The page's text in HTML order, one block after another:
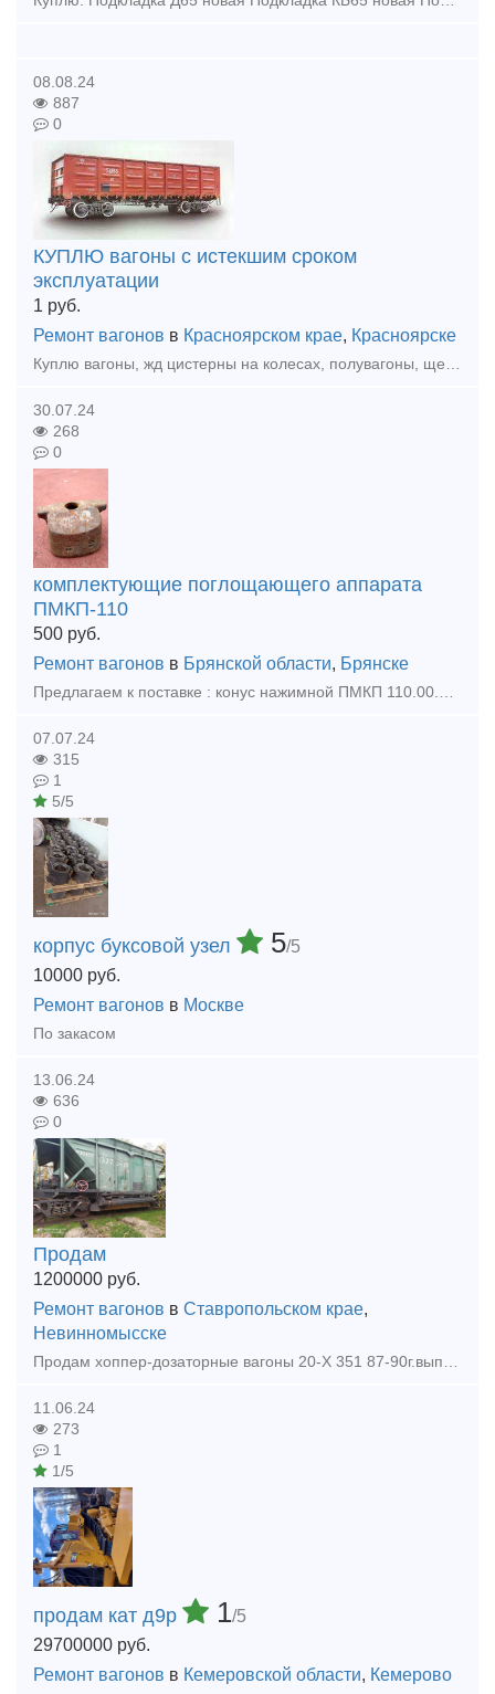
08.08.24
887
0
КУПЛЮ вагоны с истекшим сроком
эксплуатации
1 руб.
Ремонт вагонов в Красноярском крае, Красноярске
Куплю вагоны, жд цистерны на колесах, полувагоны, щеповозы, думпкары, платформы с истекшим сроком эксплуатации по хорошей цене. По всей территории России. Анна тел. 8 933 329 45 40 Красноярск
30.07.24
268
0
комплектующие поглощающего аппарата
ПМКП-110
500 руб.
Ремонт вагонов в Брянской области, Брянске
Предлагаем к поставке : конус нажимной ПМКП 110.00.00.005 новый производства БСЗ 2008 г.выпуска в количестве 200 шт.
07.07.24
315
1
5/5
корпус буксовой узел 5/5
10000 руб.
Ремонт вагонов в Москве
По закасом
13.06.24
636
0
Продам
1200000 руб.
Ремонт вагонов в Ставропольском крае,
Невинномысске
Продам хоппер-дозаторные вагоны 20-Х 351 87-90г.выпуска, на пути собственного пользования! Вналичии 54 шт, так же имеется много другой ж.д техники!
11.06.24
273
1
1/5
продам кат д9р 1/5
29700000 руб.
Ремонт вагонов в Кемеровской области, Кемерово